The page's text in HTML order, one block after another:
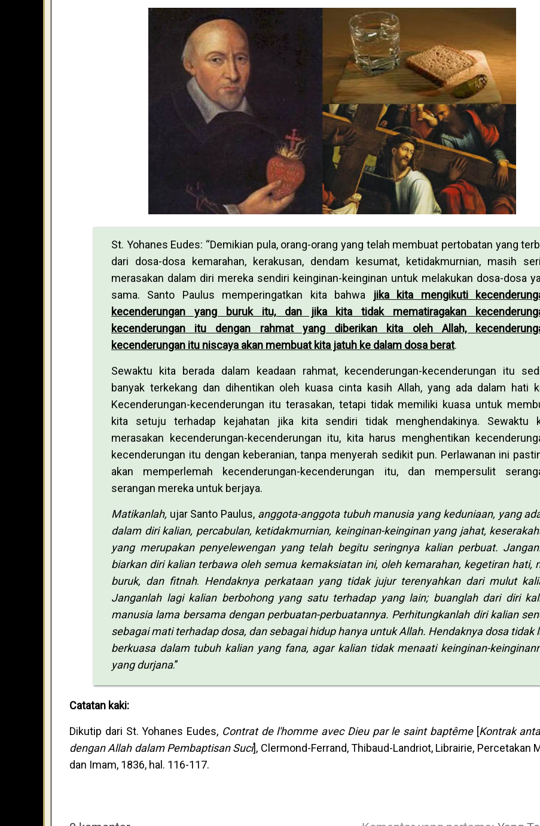
St. Yohanes Eudes: “Demikian pula, orang-orang yang telah membuat pertobatan yang
dari dosa-dosa kemarahan, kerakusan, dendam kesumat, ketidakmurnian, masih
merasakan dalam diri mereka sendiri keinginan-keinginan untuk melakukan dosa-dosa
sama. Santo Paulus memperingatkan kita bahwa
jika kita mengikuti
kecenderungan yang buruk itu, dan jika kita tidak mematiragakan
kecenderungan itu dengan rahmat yang diberikan kita oleh Allah,
kecenderungan itu niscaya akan membuat kita jatuh ke dalam dosa berat.
Sewaktu kita berada dalam keadaan rahmat, kecenderungan-kecenderungan itu
banyak terkekang dan dihentikan oleh kuasa cinta kasih Allah, yang ada dalam hati
Kecenderungan-kecenderungan itu terasakan, tetapi tidak memiliki kuasa untuk
kita setuju terhadap kejahatan jika kita sendiri tidak menghendakinya. Sewaktu
merasakan kecenderungan-kecenderungan itu, kita harus menghentikan
kecenderungan itu dengan keberanian, tanpa menyerah sedikit pun. Perlawanan ini
akan memperlemah kecenderungan-kecenderungan itu, dan mempersulit
serangan mereka untuk berjaya.
Matikanlah, ujar Santo Paulus, anggota-anggota tubuh manusia yang keduniaan, yang
dalam diri kalian, percabulan, ketidakmurnian, keinginan-keinginan yang jahat,
yang merupakan penyelewengan yang telah begitu seringnya kalian perbuat.
biarkan diri kalian terbawa oleh semua kemaksiatan ini, oleh kemarahan, kegetiran hati,
buruk, dan fitnah. Hendaknya perkataan yang tidak jujur terenyahkan dari mulut
Janganlah lagi kalian berbohong yang satu terhadap yang lain; buanglah dari diri
manusia lama bersama dengan perbuatan-perbuatannya. Perhitungkanlah diri kalian
sebagai mati terhadap dosa, dan sebagai hidup hanya untuk Allah. Hendaknya dosa tidak
berkuasa dalam tubuh kalian yang fana, agar kalian tidak menaati keinginan-
yang durjana.”
Catatan kaki:
Dikutip dari St. Yohanes Eudes, Contrat de l'homme avec Dieu par le saint baptême [Kontrak
dengan Allah dalam Pembaptisan Suci], Clermond-Ferrand, Thibaud-Landriot, Librairie, Percetakan
dan Imam, 1836, hal. 116-117.